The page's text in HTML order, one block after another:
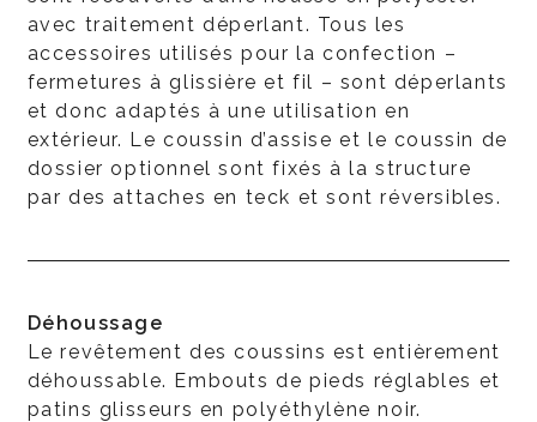
avec traitement déperlant. Tous les
accessoires utilisés pour la confection –
fermetures à glissière et fil – sont déperlants
et donc adaptés à une utilisation en
extérieur. Le coussin d’assise et le coussin de
dossier optionnel sont fixés à la structure
par des attaches en teck et sont réversibles.
Déhoussage
Le revêtement des coussins est entièrement
déhoussable. Embouts de pieds réglables et
patins glisseurs en polyéthylène noir.